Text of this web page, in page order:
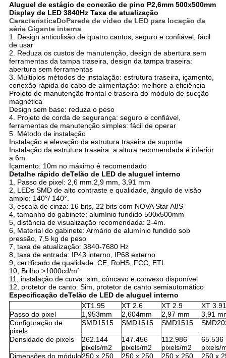
Aluguel de estágio de conexão de pino P2,6mm 500x500mm
Display de LED 3840Hz Taxa de atualização
CaracterísticaDoParede de vídeo de LED para locação da
série Gigante interna
1. Design anticolisão de quatro cantos, seguro e confiável, fácil
de usar
2. Reduza os custos de manutenção, design de abertura sem
ferramentas da tampa traseira, design da tampa traseira:
abertura sem ferramentas
3. Múltiplos métodos de instalação: estrutura traseira, içamento,
conexão rápida do cabo de alimentação: melhore a eficiência
Projeto de manutenção frontal e traseira do módulo de sucção
magnética
Design sem base: reduza o peso
4. Projeto de corda de segurança: seguro e confiável,
ferramentas de manutenção simples: fácil de operar
5. Método de instalação
Instalação e elevação da estrutura traseira de suporte
Instalação da estrutura traseira: a altura recomendada é inferior
a 6m
Içamento: 10m no máximo é recomendado
Detalhe rápido deTelão de LED de aluguel interno
1, Passo de pixel: 2,6 mm.2,9 mm, 3,91 mm
2, LEDs SMD de alto contraste e qualidade, ângulo de visão
amplo: 140°/ 140°.
3, escala de cinza: 16 bits, 22 bits com NOVA Star A8S
4, tamanho do gabinete: alumínio fundido 500x500mm
5, distância de visualização recomendada: 2-4m.
6, Material do gabinete: Armário de alumínio fundido sob
pressão, 7,5 kg de peso
7, taxa de atualização: 3840-7680 Hz
8, taxa de entrada: IP43 interno, IP68 externo
9, certificado de qualidade: CE, RoHS, FCC, ETL
10, Brilho:>1000cd/m²
11, instalação de curva: sim, côncavo e convexo disponível
12, protetor de canto: Sim, protetor de canto semiautomático
Especificação deTelão de LED de aluguel interno
XT1.95
XT 2.6 XT 2.9
XT 3.91
Passo do pixel
1,953mm 2,604mm 2,97 mm
3,91
Configuração de
pixels
SMD1515 SMD1515 SMD1515
Densidade de pixels
262.144
pixels/m2
147.456
pixels/m2
112.986
pixels/m2
65.536
pixels/
Dimensões do módulo250 x 250 250 x 250 250 x 250 250 x